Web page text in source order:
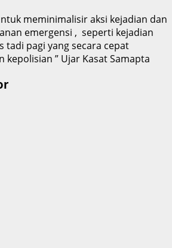
meminimalisir aksi kejadian dan
emergensi , seperti kejadian
tadi pagi yang secara cepat
kepolisian ” Ujar Kasat Samapta